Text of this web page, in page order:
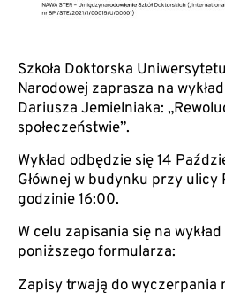
Szkoła Doktorska
Narodowej zaprasza na
Dariusza Jemielniaka:
społeczeństwie”.
Wykład odbędzie się 14
Głównej w budynku przy
godzinie 16:00.
W celu zapisania się na
poniższego formularza:
Zapisy trwają do wyczerpania